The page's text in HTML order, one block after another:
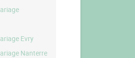
Evry
Nanterre